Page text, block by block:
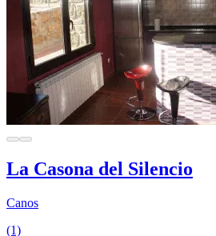
La Casona del Silencio
Canos
(1)